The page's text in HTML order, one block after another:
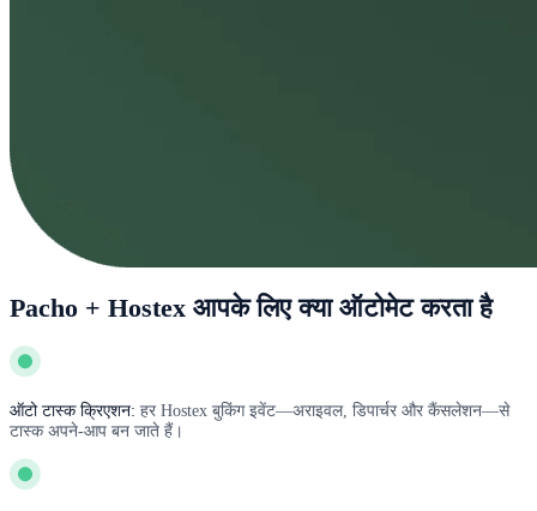
Pacho + Hostex आपके लिए क्या ऑटोमेट करता है
ऑटो टास्क क्रिएशन: हर Hostex बुकिंग इवेंट—अराइवल, डिपार्चर और कैंसलेशन—से
टास्क अपने-आप बन जाते हैं।